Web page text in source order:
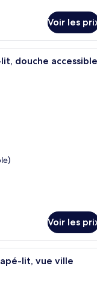
Voir les
de travail pour
douche accessible
Voir les
de travail pour
lit, vue ville